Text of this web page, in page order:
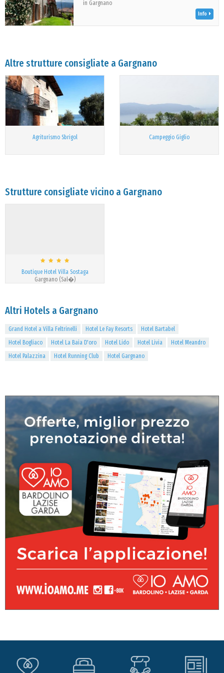
in Gargnano
Info
Altre strutture consigliate a Gargnano
Agriturismo Sbrigol Campeggio Giglio
Strutture consigliate vicino a Gargnano
Boutique Hotel Villa Sostaga
Gargnano (Sal�)
Altri Hotels a Gargnano
Grand Hotel a Villa Feltrinelli Hotel Le Fay Resorts
Hotel Bartabel
Hotel Bogliaco
Hotel La Baia D'oro Hotel Lido Hotel Livia
Hotel Meandro
Hotel Palazzina
Hotel Running Club Hotel Gargnano